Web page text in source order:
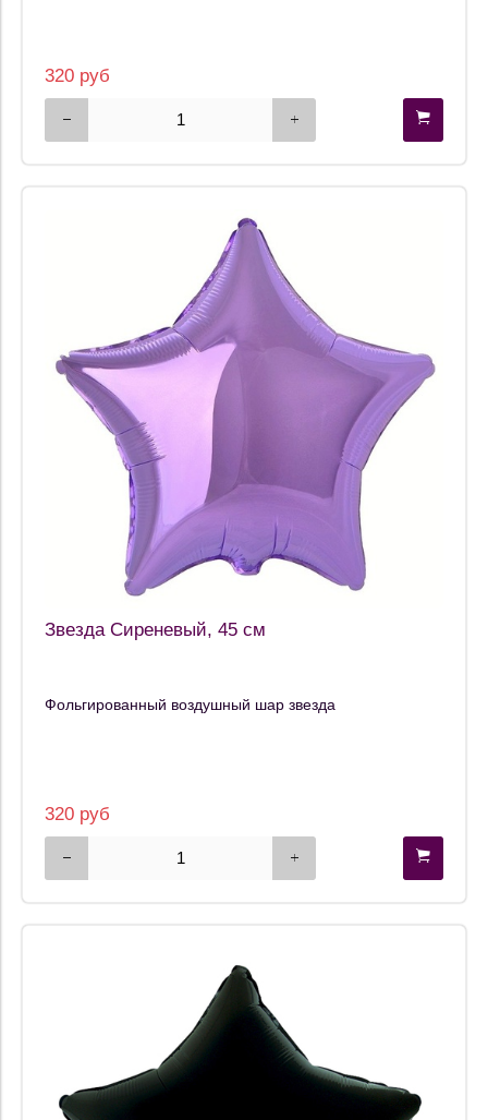
320 руб
Звезда Сиреневый, 45 см
Фольгированный воздушный шар звезда
320 руб